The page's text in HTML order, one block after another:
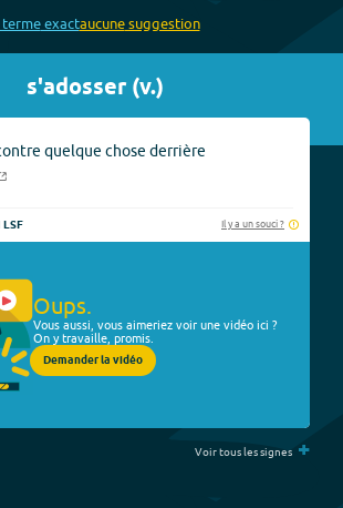
termeexactaucunesuggestion
s'adosser(v.)
quelque chose derrière
LSF Il y a un souci ?
Oups.
Vous aussi, vous aimeriez voir une vidéo ici ?
On y travaille, promis.
Demander la vidéo
Voir tous les signes +